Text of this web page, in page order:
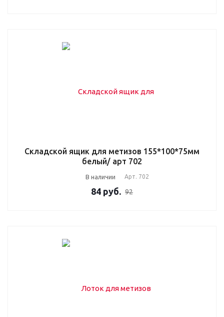
Складской ящик для метизов 155*100*75мм
белый/ арт 702
В наличии Арт. 702
84 руб. 92